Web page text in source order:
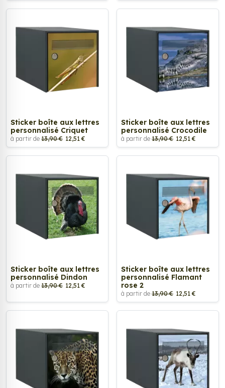
Sticker boîte aux lettres
personnalisé Criquet
à partir de 13,90 € 12,51 €
Sticker boîte aux lettres
personnalisé Crocodile
à partir de 13,90 € 12,51 €
Sticker boîte aux lettres
personnalisé Dindon
à partir de 13,90 € 12,51 €
Sticker boîte aux lettres
personnalisé Flamant
rose 2
à partir de 13,90 € 12,51 €